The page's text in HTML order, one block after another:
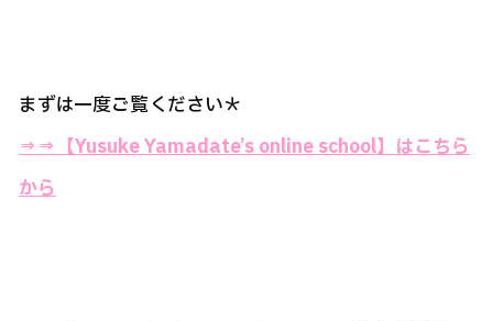
まずは一度ご覧ください＊
⇒⇒【Yusuke Yamadate’s online school】はこちら
から